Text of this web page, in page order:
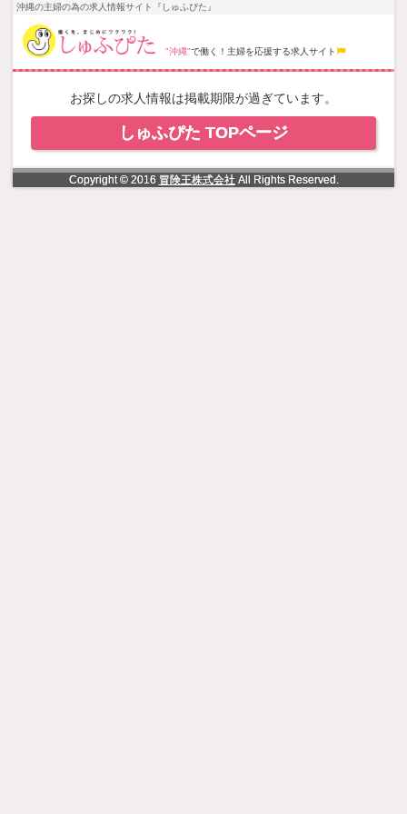
NowLoading
沖縄の主婦の為の求人情報サイト『しゅふぴた』
"沖縄"で働く！主婦を応援する求人サイト
お探しの求人情報は掲載期限が過ぎています。
しゅふぴた TOPページ
Copyright © 2016 冒険王株式会社All Rights Reserved.